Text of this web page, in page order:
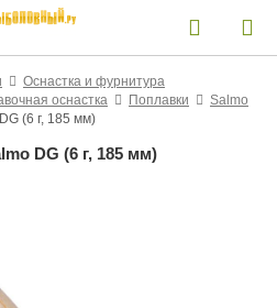
Оснастка и фурнитура
оснастка
Поплавки
Salmo
(6 г, 185 мм)
DG (6 г, 185 мм)